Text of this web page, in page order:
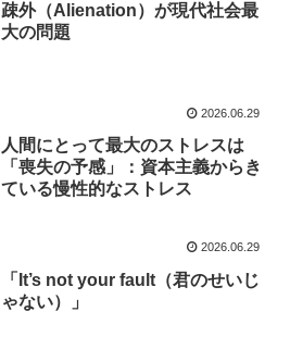
疎外（Alienation）が現代社会最
大の問題
2026.06.29
人間にとって最大のストレスは
「喪失の予感」：資本主義からき
ている慢性的なストレス
2026.06.29
「It’s not your fault（君のせいじ
ゃない）」